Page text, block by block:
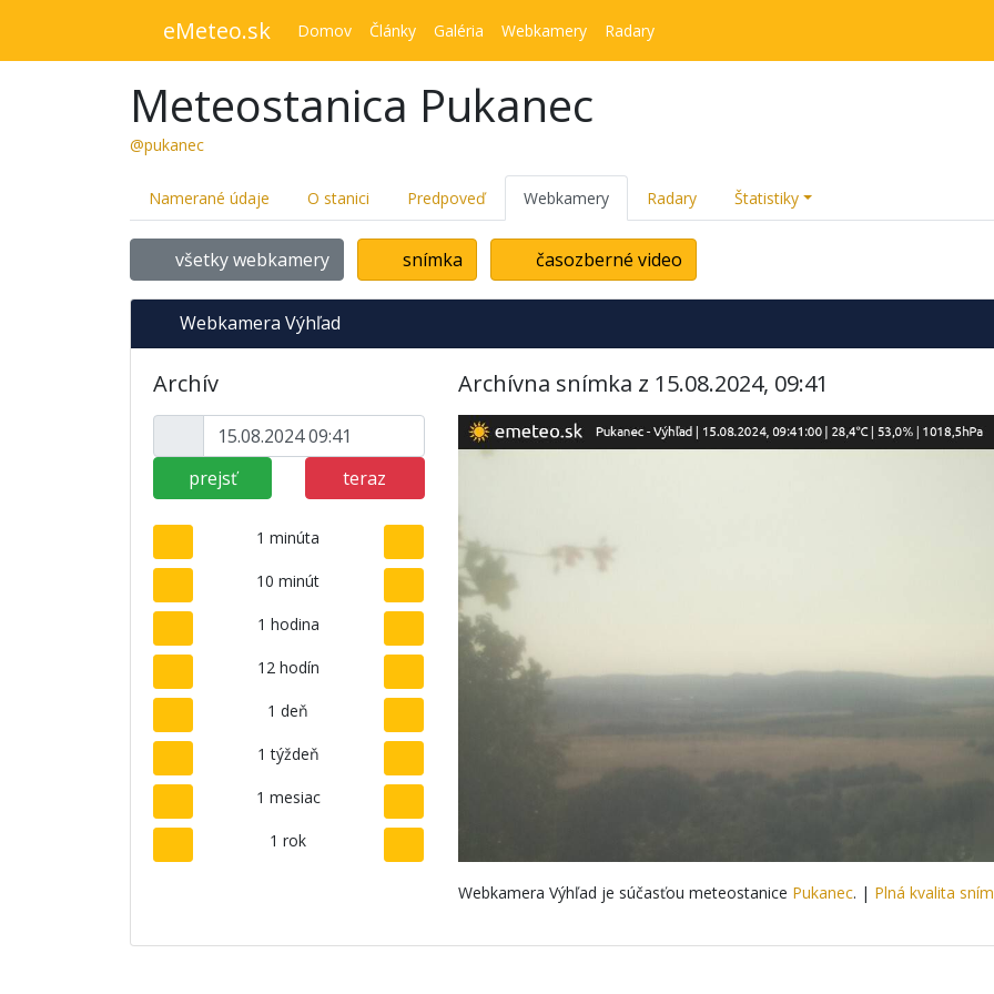
eMeteo.sk Domov Články Galéria Webkamery Radary
Meteostanica Pukanec
@pukanec
Namerané údaje O stanici Predpoveď Webkamery Radary Štatistiky
všetky webkamery snímka časozberné video
Webkamera Výhľad
Archív
prejsť teraz
1 minúta
10 minút
1 hodina
12 hodín
1 deň
1 týždeň
1 mesiac
1 rok
Archívna snímka z 15.08.2024, 09:41
Webkamera Výhľad je súčasťou meteostanice Pukanec. | Plná kvalita